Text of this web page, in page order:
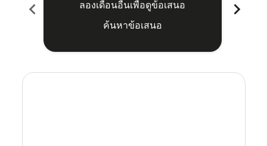
chevron_left
ลองเดือนอื่นเพื่อดูข้อเสนอ
ค้นหาข้อเสนอ
chevron_right